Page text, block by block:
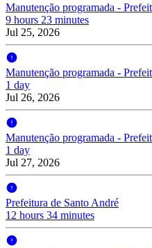
Manutenção programada -
9 hours 23 minutes
Jul 25, 2026
Manutenção programada -
1 day
Jul 26, 2026
Manutenção programada -
1 day
Jul 27, 2026
Prefeitura de Santo André
12 hours 34 minutes